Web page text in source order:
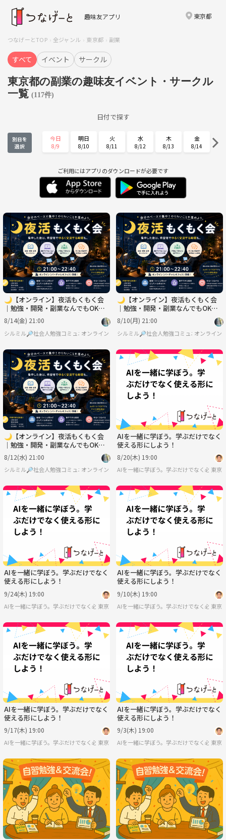
趣味友アプリ 東京都
つなげーとTOP 全ジャンル 東京都 副業
すべて イベント サークル
東京都の副業の趣味友イベント・サークル
一覧 (117件)
日付で探す
別日を
選択
今日
8/9
明日
8/10
火
8/11
水
8/12
木
8/13
金
8/14
8/15 8/16 8/17 8/18 8/19
金
8/21
土
8/22
月
8/24
火
8/25
8/27 8/28 8/29 8/30 8/31 9/1
水
9/2
木
9/3
金
9/4
土
9/5
日
9/6
月
9/7
ご利用にはアプリのダウンロードが必要です
🌙【オンライン】夜活もくもく会
｜勉強・開発・副業なんでもOK！
交流会あり
8/14(金) 21:00
シルミル🔎社会人勉強コミュニティオンライン
🌙【オンライン】夜活もくもく会
｜勉強・開発・副業なんでもOK！
交流会あり
8/10(月) 21:00
シルミル🔎社会人勉強コミュニティオンライン
🌙【オンライン】夜活もくもく会
｜勉強・開発・副業なんでもOK！
交流会あり
8/12(水) 21:00
シルミル🔎社会人勉強コミュニティオンライン
AIを一緒に学ぼう。学ぶだけでなく
使える形にしよう！
8/20(木) 19:00
AIを一緒に学ぼう。学ぶだけでなく必ず実
東京
AIを一緒に学ぼう。学ぶだけでなく
使える形にしよう！
9/24(木) 19:00
AIを一緒に学ぼう。学ぶだけでなく必ず実際に使える形にする会
東京
AIを一緒に学ぼう。学ぶだけでなく
使える形にしよう！
9/10(木) 19:00
AIを一緒に学ぼう。学ぶだけでなく必ず実
東京
AIを一緒に学ぼう。学ぶだけでなく
使える形にしよう！
9/17(木) 19:00
AIを一緒に学ぼう。学ぶだけでなく必ず実際に使える形にする会
東京
AIを一緒に学ぼう。学ぶだけでなく
使える形にしよう！
9/3(木) 19:00
AIを一緒に学ぼう。学ぶだけでなく必ず実
東京